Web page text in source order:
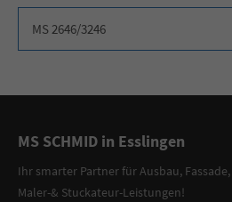
MS 2646/3246
MS SCHMID in Esslingen
Ihr smarter PartnerfürAusbau, Fassade,
Maler-& Stuckateur-Leistungen!